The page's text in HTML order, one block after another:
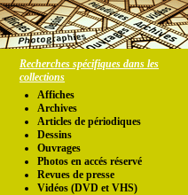
Recherches spécifiques dans les
collections
Affiches
Archives
Articles de périodiques
Dessins
Ouvrages
Photos en accés réservé
Revues de presse
Vidéos (DVD et VHS)